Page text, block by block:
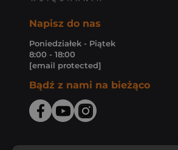
Napisz do nas
Poniedziałek - Piątek
8:00 - 18:00
[email protected]
Bądź z nami na bieżąco